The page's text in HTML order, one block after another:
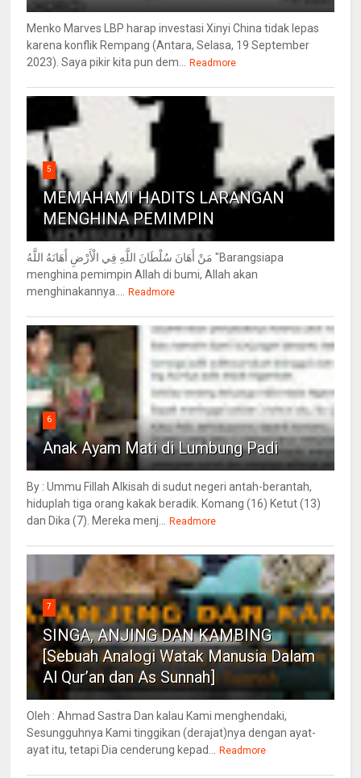
Menko Marves LBP harap investasi Xinyi China tidak lepas
karena konflik Rempang (Antara, Selasa, 19 September
2023). Saya pikir kita pun dem... Readmore
5
MEMAHAMI HADITS LARANGAN
MENGHINA PEMIMPIN
مَنْ أَهَانَ سُلْطَانَ اللَّهِ فِي الْأَرْضِ أَهَانَهُ اللَّهُ "Barangsiapa
menghina pemimpin Allah di bumi, Allah akan
menghinakannya.... Readmore
6
Anak Ayam Mati di Lumbung Padi
By : Ummu Fillah Alkisah di sudut negeri antah-berantah,
hiduplah tiga orang kakak beradik. Komang (16) Ketut (13)
dan Dika (7). Mereka menj... Readmore
7
SINGA, ANJING DAN KAMBING
[Sebuah Analogi Watak Manusia Dalam
Al Qur’an dan As Sunnah]
Oleh : Ahmad Sastra Dan kalau Kami menghendaki,
Sesungguhnya Kami tinggikan (derajat)nya dengan ayat-
ayat itu, tetapi Dia cenderung kepad... Readmore